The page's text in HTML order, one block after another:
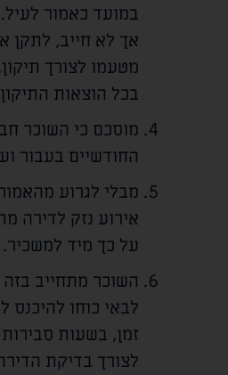
במועד כאמור
אך לא חייב, לתקן
מטעמו לצורך
בכל הוצאות
מוסכם כי השוכר
החודשיים בעבור
מבלי לגרוע
אירוע נזק לדירה
על כך מיד למשכיר.
השוכר מתחייב
לבאי כוחו להיכנס
זמן, בשעות
לצורך בדיקת